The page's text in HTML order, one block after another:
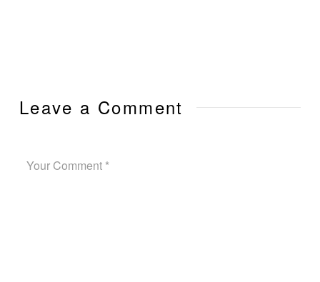
Leave a Comment